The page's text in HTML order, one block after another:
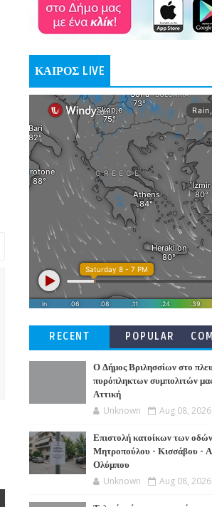
ΚΑΙΡΟΣ LIVE
RECENT POPULAR
Ο Δήμος Βριλησσίων στο
πυρόπληκτων συμπολιτών
Αττική
Unknown Aug 08, 2026
Επιστολή κατοίκων των
Μητροπούλου - Κισσάβου -
Ολύμπου
Unknown Aug 08, 2026